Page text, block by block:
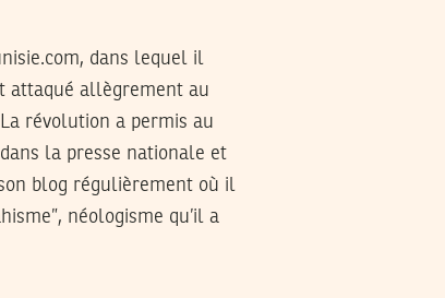
, dans lequel il
attaqué allègrement au
révolution a permis au
la presse nationale et
blog régulièrement où il
néologisme qu’il a